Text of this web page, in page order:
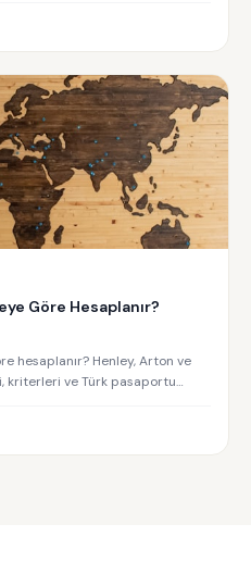
Göre Hesaplanır?
hesaplanır? Henley, Arton ve
kriterleri ve Türk pasaportu